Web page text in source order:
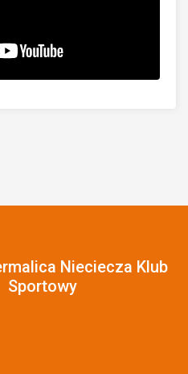
Nieciecza Klub
Sportowy